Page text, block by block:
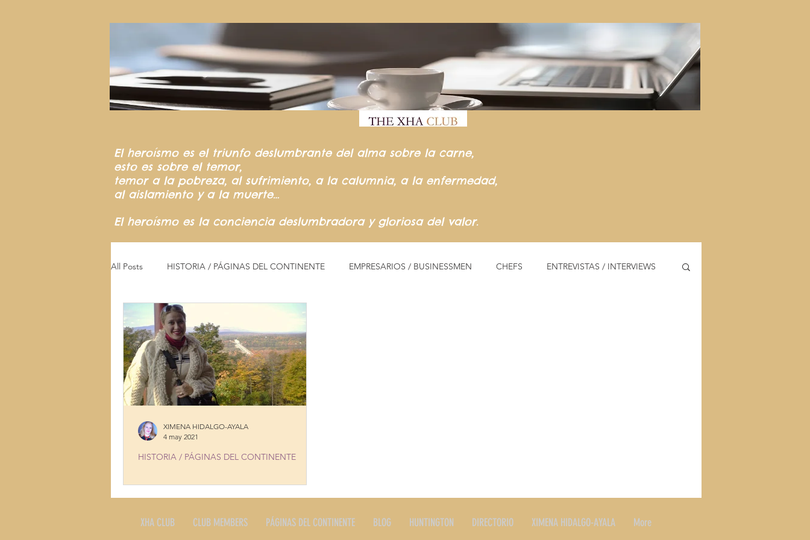
El heroísmo es el triunfo deslumbrante del alma sobre la carne,
esto es sobre el temor,
temor a la pobreza, al sufrimiento, a la calumnia, a la enfermedad,
al aislamiento y a la muerte…
El heroísmo es la conciencia deslumbradora y gloriosa del valor.
All Posts HISTORIA / PÁGINAS DEL CONTINENTE EMPRESARIOS / BUSINESSMEN CHEFS ENTREVISTAS / INTERVIEWS
LUGARES
TALENTOS COCINA CON HISTORIA
HISTORIA / PÁGINAS DEL CONTINENTE
XIMENA HIDALGO-AYALA
4 may 2021
XHA CLUB CLUB MEMBERS PÁGINAS DEL CONTINENTE BLOG HUNTINGTON DIRECTORIO XIMENA HIDALGO-AYALA More